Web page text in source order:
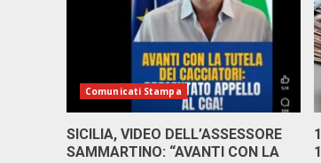
Comunicati Stampa
SICILIA, VIDEO DELL’ASSESSORE
SAMMARTINO: “AVANTI CON LA